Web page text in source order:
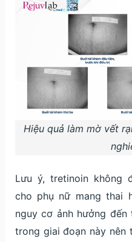
Hiệu quả làm mờ vết
Lưu ý, tretinoin không
cho phụ nữ mang thai
nguy cơ ảnh hưởng
trong giai đoạn này nên